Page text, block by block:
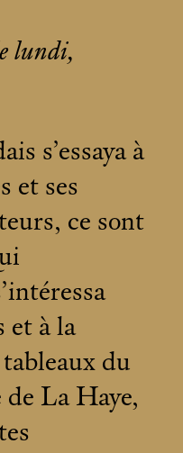
lundi,
s’essaya à
et ses
ce sont
et à la
du
La Haye,